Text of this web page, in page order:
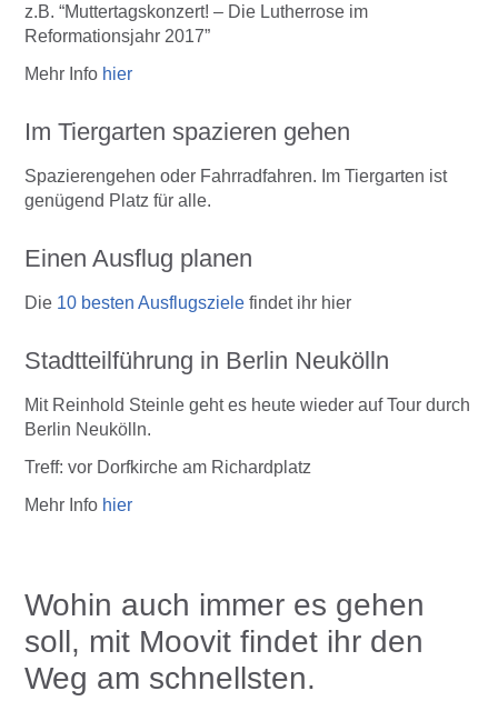
z.B. “Muttertagskonzert! – Die Lutherrose im
Reformationsjahr 2017”
Mehr Info hier
Im Tiergarten spazieren gehen
Spazierengehen oder Fahrradfahren. Im Tiergarten ist
genügend Platz für alle.
Einen Ausflug planen
Die 10 besten Ausflugsziele findet ihr hier
Stadtteilführung in Berlin Neukölln
Mit Reinhold Steinle geht es heute wieder auf Tour durch
Berlin Neukölln.
Treff: vor Dorfkirche am Richardplatz
Mehr Info hier
Wohin auch immer es gehen
soll, mit Moovit findet ihr den
Weg am schnellsten.